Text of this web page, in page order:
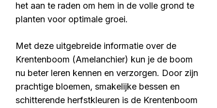
het aan te raden om hem in de volle grond te
planten voor optimale groei.
Met deze uitgebreide informatie over de
Krentenboom (Amelanchier) kun je de boom
nu beter leren kennen en verzorgen. Door zijn
prachtige bloemen, smakelijke bessen en
schitterende herfstkleuren is de Krentenboom